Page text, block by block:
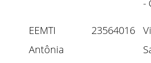
-
EEMTI
Antônia
23564016